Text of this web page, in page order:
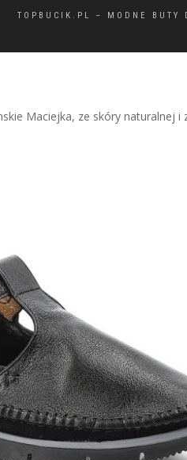
TOPBUCIK.PL – MODNE BUTY
Maciejka, ze skóry naturalnej